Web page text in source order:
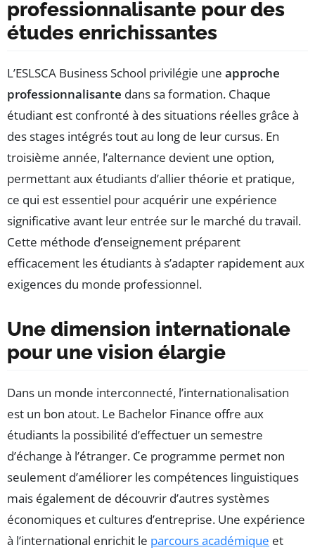
professionnalisante pour des
études enrichissantes
L’ESLSCA Business School privilégie une approche
professionnalisante dans sa formation. Chaque
étudiant est confronté à des situations réelles grâce à
des stages intégrés tout au long de leur cursus. En
troisième année, l’alternance devient une option,
permettant aux étudiants d’allier théorie et pratique,
ce qui est essentiel pour acquérir une expérience
significative avant leur entrée sur le marché du travail.
Cette méthode d’enseignement préparent
efficacement les étudiants à s’adapter rapidement aux
exigences du monde professionnel.
Une dimension internationale
pour une vision élargie
Dans un monde interconnecté, l’internationalisation
est un bon atout. Le Bachelor Finance offre aux
étudiants la possibilité d’effectuer un semestre
d’échange à l’étranger. Ce programme permet non
seulement d’améliorer les compétences linguistiques
mais également de découvrir d’autres systèmes
économiques et cultures d’entreprise. Une expérience
à l’international enrichit le parcours académique et